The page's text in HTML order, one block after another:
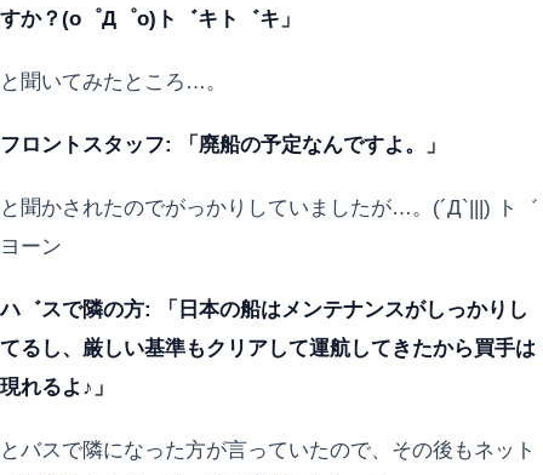
すか？(o゜Д゜o)ト゛キト゛キ」
と聞いてみたところ…。
フロントスタッフ: 「廃船の予定なんですよ。」
と聞かされたのでがっかりしていましたが…。(´Д`|||) ト゛
ヨーン
ハ゛スで隣の方: 「日本の船はメンテナンスがしっかりし
てるし、厳しい基準もクリアして運航してきたから買手は
現れるよ♪」
とバスで隣になった方が言っていたので、その後もネット